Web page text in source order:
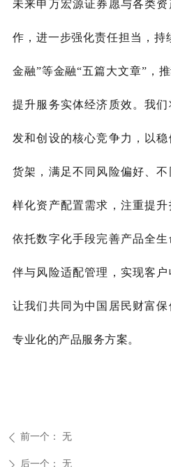
未来申万宏源证券 愿与各类
作， 进一步强化责任担当，持
金融”等金融“五篇大文章”，
提升服务实体经济质效。我
发和创设的核心竞争力，以
货架，满足不同风险偏好、
样化资产配置需求，注重提升
依托数字化手段完善产品全
伴与风险适配管理，实现客户
让我们共同 为中国居民财富
专业化的产品服务方案。
ꄴ 前一个： 无
ꄲ 后一个： 无